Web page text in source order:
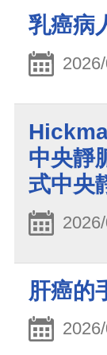
乳癌病
中央靜
式中央
肝癌的